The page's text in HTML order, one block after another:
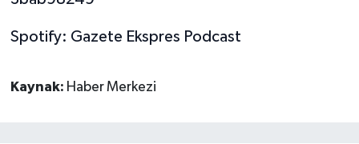
Spotify: Gazete Ekspres Podcast
Kaynak: Haber Merkezi